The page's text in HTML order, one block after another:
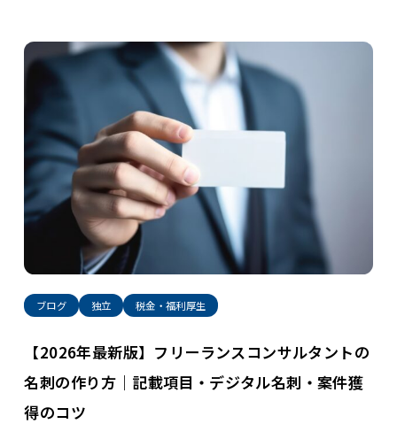
ブログ 独立 税金・福利厚生
【2026年最新版】フリーランスコンサルタントの
名刺の作り方｜記載項目・デジタル名刺・案件獲
得のコツ